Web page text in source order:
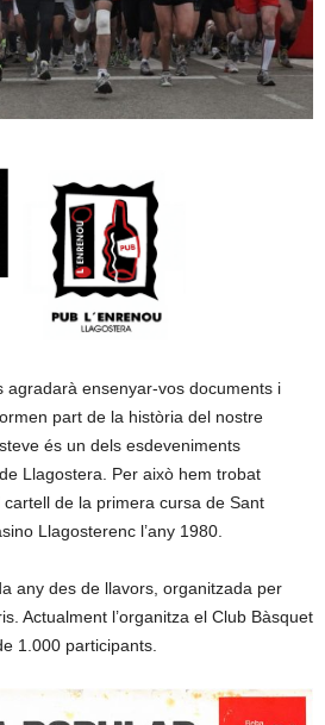
agradarà ensenyar-vos documents i
part de la història del nostre
és un dels esdeveniments
Llagostera. Per això hem trobat
de la primera cursa de Sant
Llagosterenc l’any 1980.
any des de llavors, organitzada per
Actualment l’organitza el Club Bàsquet
1.000 participants.